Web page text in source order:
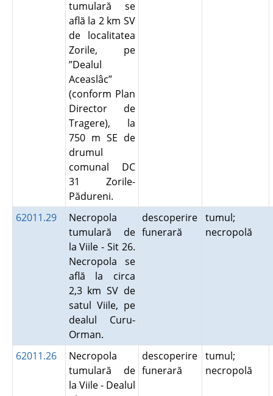
tumulară se
află la 2 km SV
de localitatea
Zorile, pe
”Dealul
Aceaslâc”
(conform Plan
Director de
Tragere), la
750 m SE de
drumul
comunal DC
31 Zorile-
Pădureni.
62011.29
Necropola
tumulară de
la Viile - Sit 26.
Necropola se
află la circa
2,3 km SV de
satul Viile, pe
dealul Curu-
Orman.
descoperire
funerară
tumul;
necropolă
62011.26
Necropola
tumulară de
la Viile - Dealul
descoperire
funerară
tumul;
necropolă